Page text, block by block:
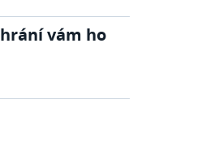
vám ho